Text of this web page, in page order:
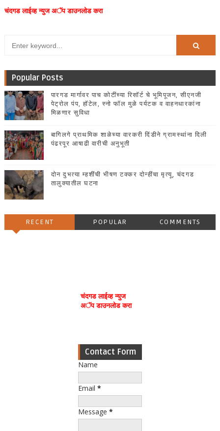
चंदगड लाईव्ह न्युज अॅप डाउनलोड करा
Popular Posts
पारगड मार्गावर पाच कोटींच्या रिसॉर्ट चे भूमिपूजन, सीएनजी
पेट्रोल पंप, हॉटेल, स्नो फॉल मुळे पर्यटक व वाहनधारकांना
मिळणार सुविधा
बागिलगे प्राथमिक शाळेच्या वारकरी दिंडीने ग्रामस्थांना दिली
पंढरपूर आषाढी वारीची अनुभूती
दोन दुभत्या म्हशींची भीषण टक्कर दोन्हींचा मृत्यू, चंदगड
तालुक्यातील घटना
RECENT POPULAR COMMENTS
चंदगड लाईव्ह न्युज
अॅप डाउनलोड करा
Contact Form
Name
Email *
Message *